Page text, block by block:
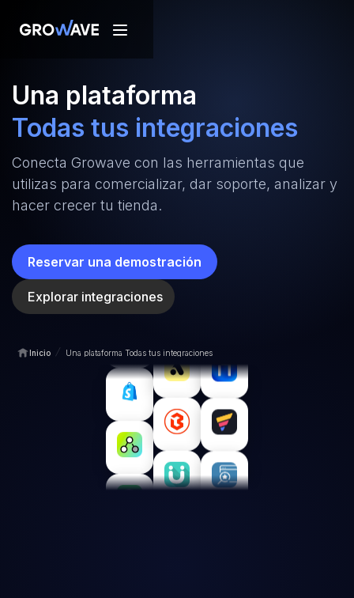
Una plataforma
Todas tus integraciones
Conecta Growave con las herramientas que
utilizas para comercializar, dar soporte, analizar y
hacer crecer tu tienda.
Reservar una demostración
Explorar integraciones
Inicio / Una plataforma Todas tus integraciones